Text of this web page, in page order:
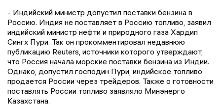
- Индийский министр допустил поставки бензина в
Россию. Индия не поставляет в Россию топливо, заявил
индийский министр нефти и природного газа Хардип
Сингх Пури. Так он прокомментировал недавнюю
публикацию Reuters, источники которого утверждают,
что Россия начала морские поставки бензина из Индии.
Однако, допустил господин Пури, индийское топливо
продается России через трейдеров. Также о готовности
поставлять России топливо заявляло Минэнерго
Казахстана.